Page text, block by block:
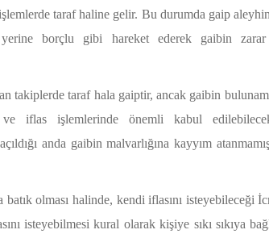
taraf haline gelir. Bu durumda gaip
borçlu gibi hareket ederek gaibin zarar
takiplerde taraf hala gaiptir, ancak gaibin
iflas işlemlerinde önemli kabul
anda gaibin malvarlığına kayyım
batık olması halinde, kendi iflasını isteyebileceği
isteyebilmesi kural olarak kişiye sıkı sıkıya